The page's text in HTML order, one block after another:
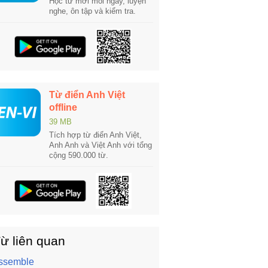
nghe, ôn tập và kiểm tra.
Từ điển Anh Việt
offline
39 MB
Tích hợp từ điển Anh Việt,
Anh Anh và Việt Anh với tổng
cộng 590.000 từ.
liên quan